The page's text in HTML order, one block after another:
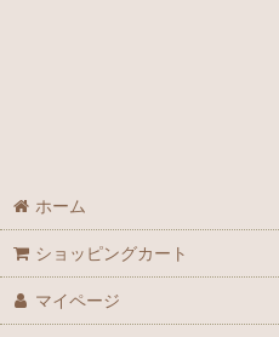
ホーム
ショッピングカート
マイページ